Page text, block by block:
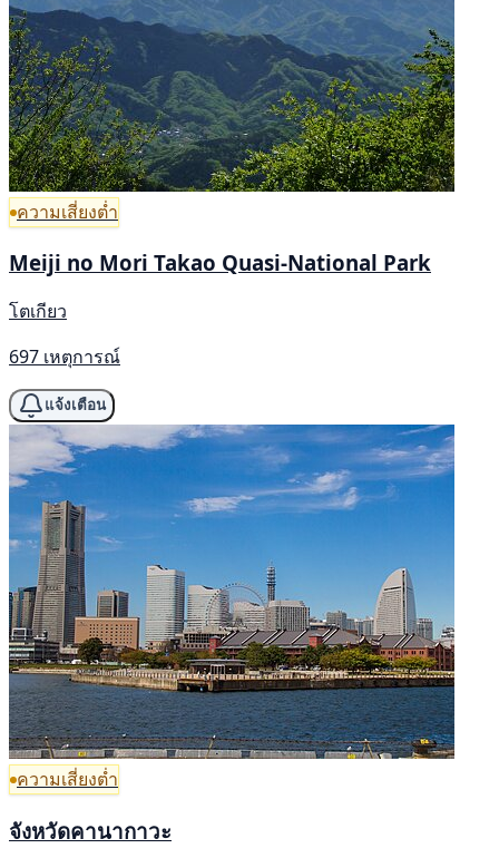
ความเสี่ยงต่ำ
Meiji no Mori Takao Quasi-National Park
โตเกียว
697 เหตุการณ์
แจ้งเตือน
ความเสี่ยงต่ำ
จังหวัดคานากาวะ